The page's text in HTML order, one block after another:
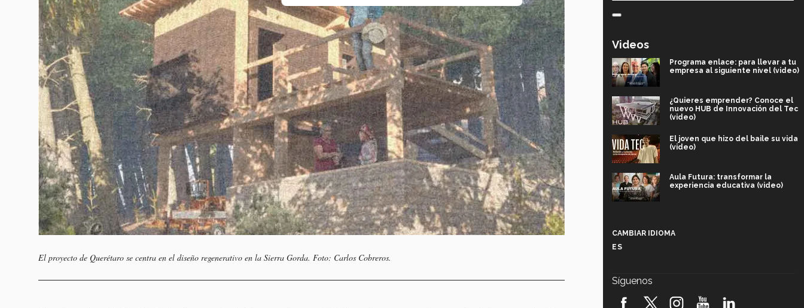
El proyecto de Querétaro se centra en el diseño regenerativo en la Sierra Gorda. Foto: Carlos Cobreros.
Videos
Programa enlace: para llevar a tu
empresa al siguiente nivel (video)
¿Quieres emprender? Conoce el
nuevo HUB de Innovación del Tec
(video)
El joven que hizo del baile su vida
(video)
Aula Futura: transformar la
experiencia educativa (video)
robótica FIRST 2026! (video)
CAMBIAR IDIOMA
ES
Síguenos